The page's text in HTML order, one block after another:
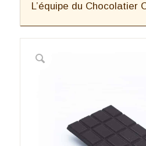
L’équipe du Chocolatier